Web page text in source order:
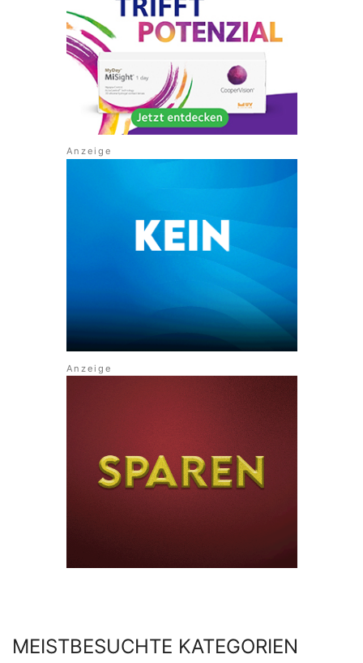
MEISTBESUCHTE KATEGORIEN